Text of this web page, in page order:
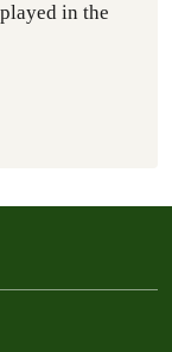
in the